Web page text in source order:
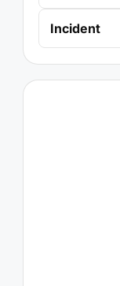
Incident